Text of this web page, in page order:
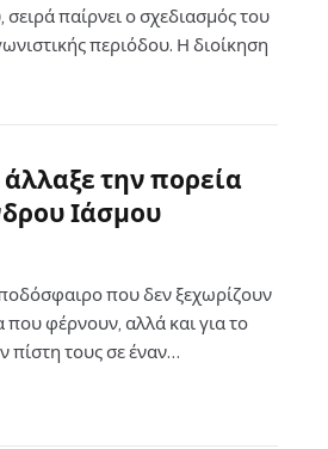
παίρνει ο σχεδιασμός του
περιόδου. Η διοίκηση
την πορεία
Ιάσμου
που δεν ξεχωρίζουν
που φέρνουν, αλλά και για το
πίστη τους σε έναν…